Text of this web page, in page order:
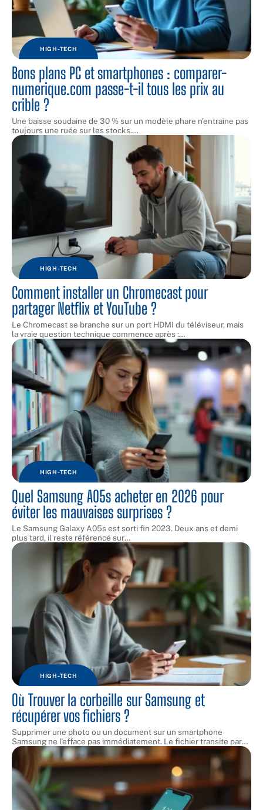
HIGH-TECH
Bons plans PC et smartphones : comparer-
numerique.com passe-t-il tous les prix au
crible ?
Une baisse soudaine de 30 % sur un modèle phare n'entraîne pas
toujours une ruée sur les stocks.…
HIGH-TECH
Comment installer un Chromecast pour
partager Netflix et YouTube ?
Le Chromecast se branche sur un port HDMI du téléviseur, mais
la vraie question technique commence après :…
HIGH-TECH
Quel Samsung A05s acheter en 2026 pour
éviter les mauvaises surprises ?
Le Samsung Galaxy A05s est sorti fin 2023. Deux ans et demi
plus tard, il reste référencé sur…
HIGH-TECH
Où Trouver la corbeille sur Samsung et
récupérer vos fichiers ?
Supprimer une photo ou un document sur un smartphone
Samsung ne l'efface pas immédiatement. Le fichier transite par…